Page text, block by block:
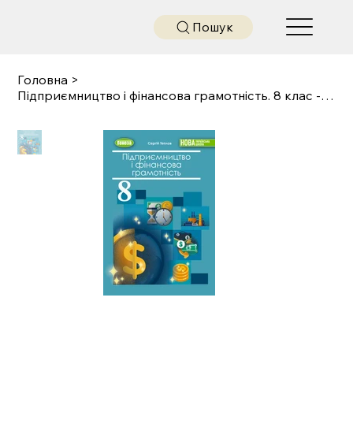
Пошук
Головна >
Підприємництво і фінансова грамотність. 8 клас - С.Теплов